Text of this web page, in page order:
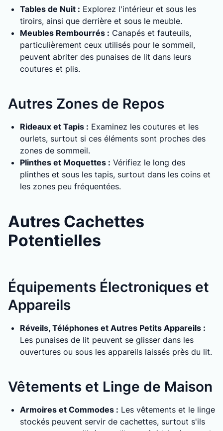
Tables de Nuit : Explorez l'intérieur et sous les
tiroirs, ainsi que derrière et sous le meuble.
Meubles Rembourrés : Canapés et fauteuils,
particulièrement ceux utilisés pour le sommeil,
peuvent abriter des punaises de lit dans leurs
coutures et plis.
Autres Zones de Repos
Rideaux et Tapis : Examinez les coutures et les
ourlets, surtout si ces éléments sont proches des
zones de sommeil.
Plinthes et Moquettes : Vérifiez le long des
plinthes et sous les tapis, surtout dans les coins et
les zones peu fréquentées.
Autres Cachettes
Potentielles
Équipements Électroniques et
Appareils
Réveils, Téléphones et Autres Petits Appareils :
Les punaises de lit peuvent se glisser dans les
ouvertures ou sous les appareils laissés près du lit.
Vêtements et Linge de Maison
Armoires et Commodes : Les vêtements et le linge
stockés peuvent servir de cachettes, surtout s'ils